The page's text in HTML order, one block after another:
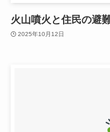
火山噴火と住民の避
2025年10月12日